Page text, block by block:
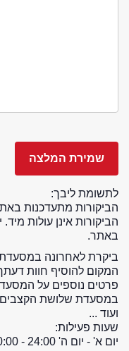
לתשומת ליבך:
הביקורות מתעדכנות באתר בימי
הביקורות אינן עולות
באתר.
ביקרת לאחרונה
המקום להוסיף חוות
פרטים נוספים על
במסעדת שלושת
ועוד ...
שעות פעילות:
יום א' - יום ה' 24:00 - 10:00